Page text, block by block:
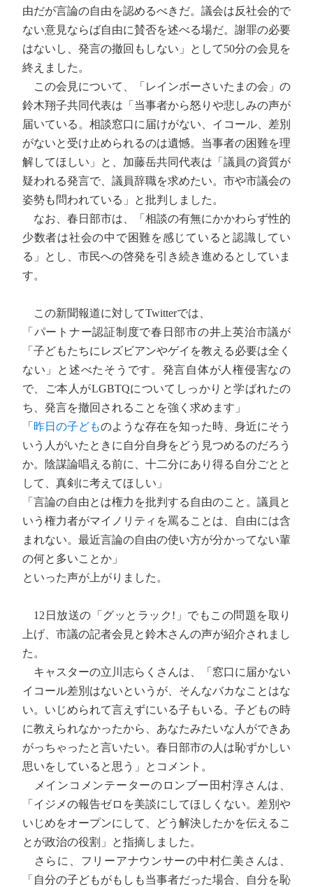
由だが言論の自由を認めるべきだ。議会は反社会的で
ない意見ならば自由に賛否を述べる場だ。謝罪の必要
はないし、発言の撤回もしない」として50分の会見を
終えました。
この会見について、「レインボーさいたまの会」の
鈴木翔子共同代表は「当事者から怒りや悲しみの声が
届いている。相談窓口に届けがない、イコール、差別
がないと受け止められるのは遺憾。当事者の困難を理
解してほしい」と、加藤岳共同代表は「議員の資質が
疑われる発言で、議員辞職を求めたい。市や市議会の
姿勢も問われている」と批判しました。
なお、春日部市は、「相談の有無にかかわらず性的
少数者は社会の中で困難を感じていると認識してい
る」とし、市民への啓発を引き続き進めるとしていま
す。
この新聞報道に対してTwitterでは、
「パートナー認証制度で春日部市の井上英治市議が
「子どもたちにレズビアンやゲイを教える必要は全く
ない」と述べたそうです。発言自体が人権侵害なの
で、ご本人がLGBTQについてしっかりと学ばれたの
ち、発言を撤回されることを強く求めます」
「 昨日の子どものような存在を知った時、身近にそう
いう人がいたときに自分自身をどう見つめるのだろう
か。陰謀論唱える前に、十二分にあり得る自分ごとと
して、真剣に考えてほしい」
「言論の自由とは権力を批判する自由のこと。議員と
いう権力者がマイノリティを罵ることは、自由には含
まれない。最近言論の自由の使い方が分かってない輩
の何と多いことか」
といった声が上がりました。
12日放送の「グッとラック!」でもこの問題を取り
上げ、市議の記者会見と鈴木さんの声が紹介されまし
た。
キャスターの立川志らくさんは、「窓口に届かない
イコール差別はないというが、そんなバカなことはな
い。いじめられて言えずにいる子もいる。子どもの時
に教えられなかったから、あなたみたいな人ができあ
がっちゃったと言いたい。春日部市の人は恥ずかしい
思いをしていると思う」とコメント。
メインコメンテーターのロンブー田村淳さんは、
「イジメの報告ゼロを美談にしてほしくない。差別や
いじめをオープンにして、どう解決したかを伝えるこ
とが政治の役割」と指摘しました。
さらに、フリーアナウンサーの中村仁美さんは、
「自分の子どもがもしも当事者だった場合、自分を恥